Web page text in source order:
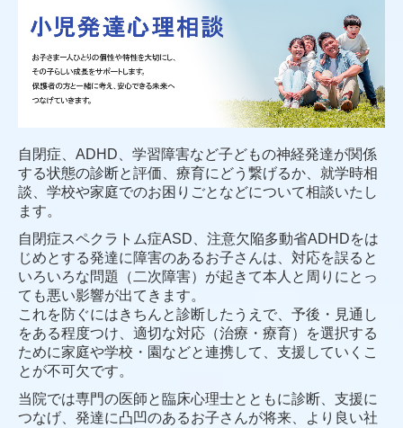
自閉症、ADHD、学習障害など子どもの神経発達が関係
する状態の診断と評価、療育にどう繋げるか、就学時相
談、学校や家庭でのお困りごとなどについて相談いたし
ます。
自閉症スペクラトム症ASD、注意欠陥多動省ADHDをは
じめとする発達に障害のあるお子さんは、対応を誤ると
いろいろな問題（二次障害）が起きて本人と周りにとっ
ても悪い影響が出てきます。
これを防ぐにはきちんと診断したうえで、予後・見通し
をある程度つけ、適切な対応（治療・療育）を選択する
ために家庭や学校・園などと連携して、支援していくこ
とが不可欠です。
当院では専門の医師と臨床心理士とともに診断、支援に
つなげ、発達に凸凹のあるお子さんが将来、より良い社